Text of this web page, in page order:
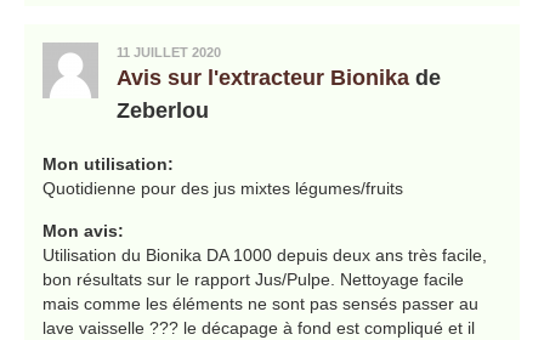
11 JUILLET 2020
Avis sur l'extracteur Bionika de
Zeberlou
Mon utilisation:
Quotidienne pour des jus mixtes légumes/fruits
Mon avis:
Utilisation du Bionika DA 1000 depuis deux ans très facile,
bon résultats sur le rapport Jus/Pulpe. Nettoyage facile
mais comme les éléments ne sont pas sensés passer au
lave vaisselle ??? le décapage à fond est compliqué et il